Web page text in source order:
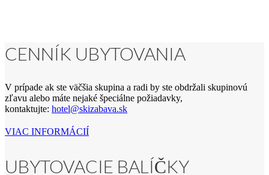
CENNÍK UBYTOVANIA
V prípade ak ste väčšia skupina a radi by ste obdržali skupinovú
zľavu alebo máte nejaké špeciálne požiadavky,
kontaktujte: hotel@skizabava.sk
VIAC INFORMÁCIÍ
UBYTOVACIE BALÍČKY